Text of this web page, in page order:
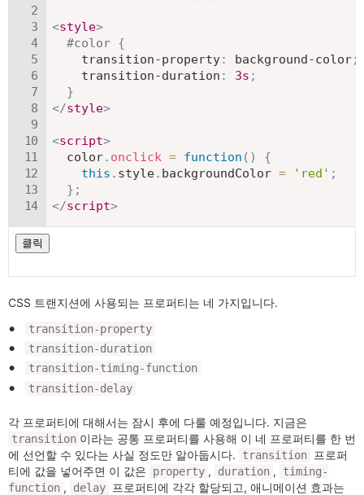
<style>
#color {
transition-property: background-color;
transition-duration : 3s ;
}
</style>
<script>
  color
. onclick = function ( )
{
this . style. backgroundColor = 'red' ;
} ;
</script>
CSS 트랜지션에 사용되는 프로퍼티는 네 가지입니다.
transition-property
transition-duration
transition-timing-function
transition-delay
각 프로퍼티에 대해서는 잠시 후에 다룰 예정입니다. 지금은
transition 이라는 공통 프로퍼티를 사용해 이 네 프로퍼티를 한 번
에 선언할 수 있다는 사실 정도만 알아둡시다.
transition
프로퍼
티에 값을 넣어주면 이 값은
property , duration ,
timing-
function , delay
프로퍼티에 각각 할당되고, 애니메이션 효과는